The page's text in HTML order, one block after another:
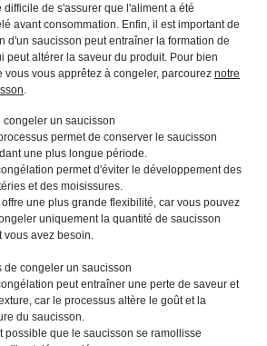
difficile de s'assurer que l'aliment a été
avant consommation. Enfin, il est important de
d'un saucisson peut entraîner la formation de
peut altérer la saveur du produit. Pour bien
vous vous apprêtez à congeler, parcourez notre
.
congeler un saucisson
permet de conserver le saucisson
une plus longue période.
permet d'éviter le développement des
et des moisissures.
offre une plus grande flexibilité, car vous pouvez
uniquement la quantité de saucisson
vous avez besoin.
de congeler un saucisson
peut entraîner une perte de saveur et
car le processus altère le goût et la
du saucisson.
possible que le saucisson se ramollisse